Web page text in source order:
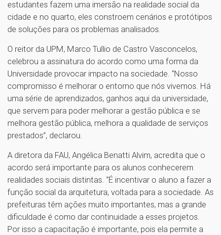
estudantes fazem uma imersão na realidade social da
cidade e no quarto, eles constroem cenários e protótipos
de soluções para os problemas analisados.
O reitor da UPM, Marco Tullio de Castro Vasconcelos,
celebrou a assinatura do acordo como uma forma da
Universidade provocar impacto na sociedade. “Nosso
compromisso é melhorar o entorno que nós vivemos. Há
uma série de aprendizados, ganhos aqui da universidade,
que servem para poder melhorar a gestão pública e se
melhora gestão pública, melhora a qualidade de serviços
prestados”, declarou.
A diretora da FAU, Angélica Benatti Alvim, acredita que o
acordo será importante para os alunos conhecerem
realidades sociais distintas. “É incentivar o aluno a fazer a
função social da arquitetura, voltada para a sociedade. As
prefeituras têm ações muito importantes, mas a grande
dificuldade é como dar continuidade a esses projetos.
Por isso a capacitação é importante, pois ela permite a